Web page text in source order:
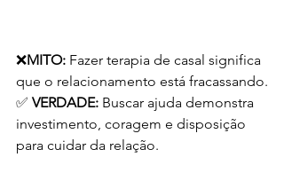
❌MITO: Fazer terapia de casal significa
que o relacionamento está fracassando.
✅ VERDADE: Buscar ajuda demonstra
investimento, coragem e disposição
para cuidar da relação.